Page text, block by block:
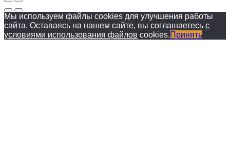
Мы используем файлы cookies для улучшения работы
сайта. Оставаясь на нашем сайте, вы соглашаетесь с
условиями использования файлов cookies.Принять